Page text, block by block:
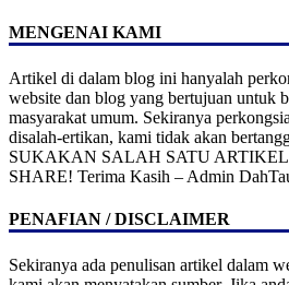
MENGENAI KAMI
Artikel di dalam blog ini hanyalah
website dan blog yang bertujuan untuk
masyarakat umum. Sekiranya
disalah-ertikan, kami tidak akan
SUKAKAN SALAH SATU
SHARE! Terima Kasih – Admin
PENAFIAN / DISCLAIMER
Sekiranya ada penulisan artikel dalam